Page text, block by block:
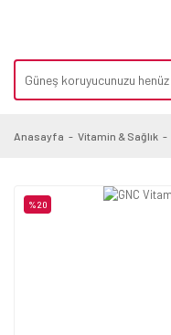
Anasayfa Vitamin & Sağlık
%20